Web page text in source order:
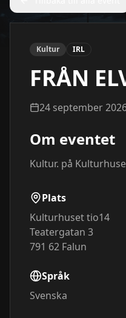
Kultur IRL
FRÅN
24 september
Om eventet
Kultur. på
Plats
Kulturhuset tio14
Teatergatan 3
791 62 Falun
Språk
Svenska